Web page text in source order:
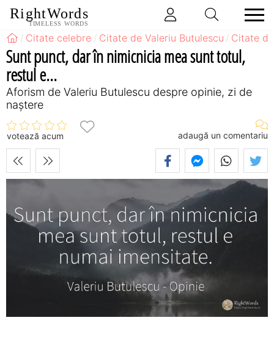
RightWords
TIMELESS WORDS
Citate celebre Citate de Valeriu Butulescu Citate
Sunt punct, dar în nimicnicia mea sunt totul,
restul e...
Aforism de Valeriu Butulescu despre opinie, zi de
naștere
votează acum adaugă un comentariu